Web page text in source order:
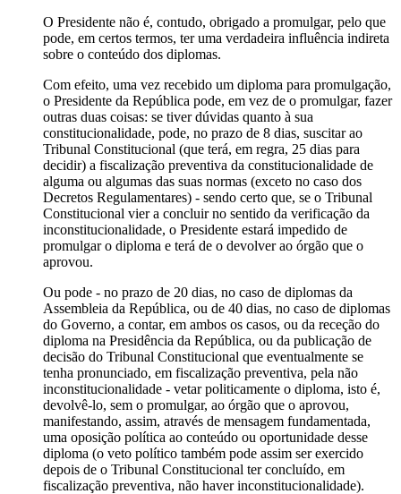
O Presidente não é, contudo, obrigado a promulgar, pelo que
pode, em certos termos, ter uma verdadeira influência indireta
sobre o conteúdo dos diplomas.
Com efeito, uma vez recebido um diploma para promulgação,
o Presidente da República pode, em vez de o promulgar, fazer
outras duas coisas: se tiver dúvidas quanto à sua
constitucionalidade, pode, no prazo de 8 dias, suscitar ao
Tribunal Constitucional (que terá, em regra, 25 dias para
decidir) a fiscalização preventiva da constitucionalidade de
alguma ou algumas das suas normas (exceto no caso dos
Decretos Regulamentares) - sendo certo que, se o Tribunal
Constitucional vier a concluir no sentido da verificação da
inconstitucionalidade, o Presidente estará impedido de
promulgar o diploma e terá de o devolver ao órgão que o
aprovou.
Ou pode - no prazo de 20 dias, no caso de diplomas da
Assembleia da República, ou de 40 dias, no caso de diplomas
do Governo, a contar, em ambos os casos, ou da receção do
diploma na Presidência da República, ou da publicação de
decisão do Tribunal Constitucional que eventualmente se
tenha pronunciado, em fiscalização preventiva, pela não
inconstitucionalidade - vetar politicamente o diploma, isto é,
devolvê-lo, sem o promulgar, ao órgão que o aprovou,
manifestando, assim, através de mensagem fundamentada,
uma oposição política ao conteúdo ou oportunidade desse
diploma (o veto político também pode assim ser exercido
depois de o Tribunal Constitucional ter concluído, em
fiscalização preventiva, não haver inconstitucionalidade).